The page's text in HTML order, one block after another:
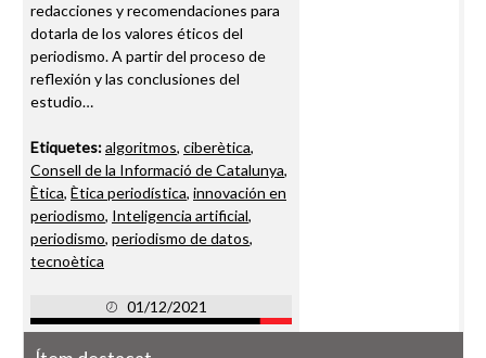
redacciones y recomendaciones para
dotarla de los valores éticos del
periodismo. A partir del proceso de
reflexión y las conclusiones del
estudio…
Etiquetes:algoritmos, ciberètica,
Consell de la Informació de Catalunya,
Ètica, Ètica periodística, innovación en
periodismo, Inteligencia artificial,
periodismo, periodismo de datos,
tecnoètica
01/12/2021